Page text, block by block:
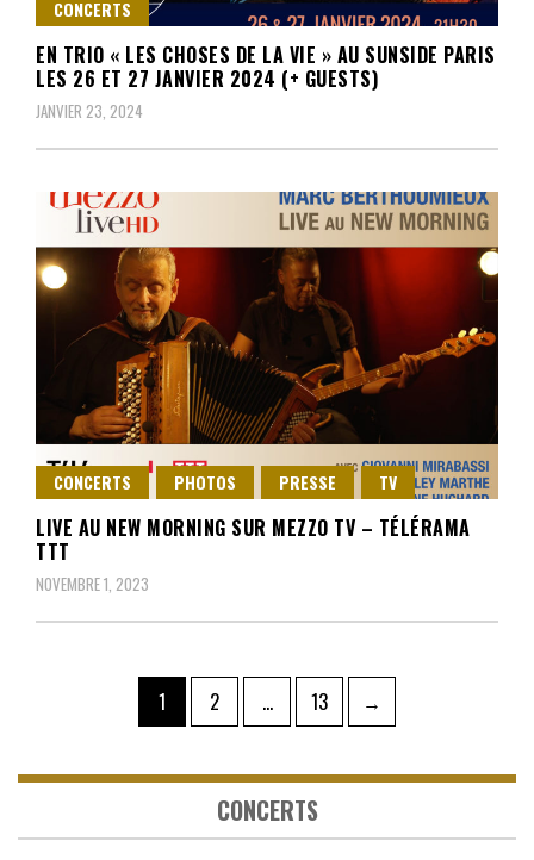
CONCERTS
EN TRIO « LES CHOSES DE LA VIE » AU SUNSIDE PARIS
LES 26 ET 27 JANVIER 2024 (+ GUESTS)
JANVIER 23, 2024
CONCERTS PHOTOS PRESSE TV
LIVE AU NEW MORNING SUR MEZZO TV – TÉLÉRAMA
TTT
NOVEMBRE 1, 2023
publications
Page
1 Page
2 … Page
13 →
CONCERTS